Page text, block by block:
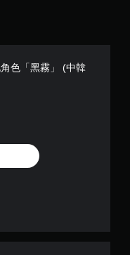
色「黑霧」 (中韓